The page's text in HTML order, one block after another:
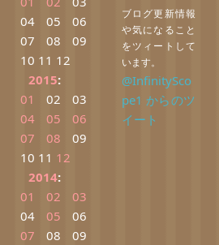
04
05
06
07
08
09
10 11 12
2015:
01
02
03
04
05
06
07
08
09
10 11 12
2014:
01
02
03
04
05
06
07
08
09
ブログ更新情報
や気になること
をツィートして
います。
@InfinitySco
pe1 からのツ
イート